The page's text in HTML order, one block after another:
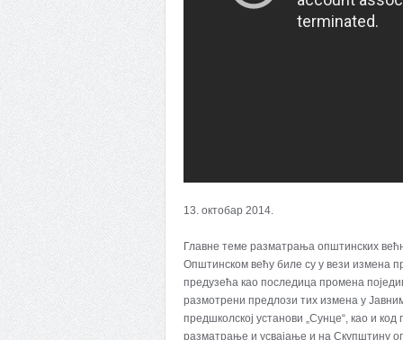
13. октобар 2014.
Главне теме разматрања општинских
Општинском већу биле су у вези измена
предузећа као последица промена
размотрени предлози тих измена у
предшколској установи „Сунце“, као и
разматрање и усвајање и на Скупштину